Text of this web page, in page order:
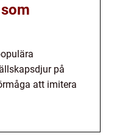
på
att imitera